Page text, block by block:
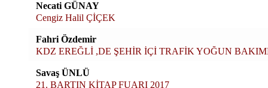
Necati GÜNAY
Cengiz Halil ÇİÇEK
Fahri Özdemir
KDZ EREĞLİ ,DE ŞEHİR İÇİ TRAFİK YOĞUN
Savaş ÜNLÜ
21. BARTIN KİTAP FUARI 2017